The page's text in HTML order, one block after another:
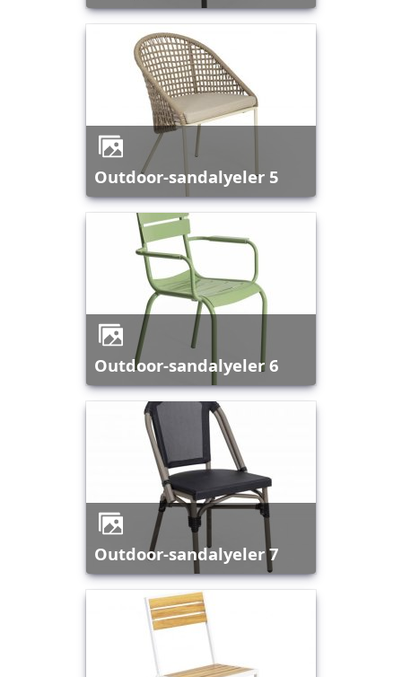
outdoor-sandalyeler 5
outdoor-sandalyeler 6
outdoor-sandalyeler 7